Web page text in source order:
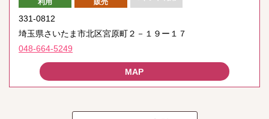
利用
販売
331-0812
埼玉県さいたま市北区宮原町２－１９ー１７
048-664-5249